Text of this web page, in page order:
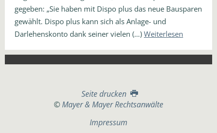
gegeben: „Sie haben mit Dispo plus das neue Bausparen
gewählt. Dispo plus kann sich als Anlage- und
Darlehenskonto dank seiner vielen (…) Weiterlesen
Seite drucken
©Mayer & Mayer Rechtsanwälte
Impressum